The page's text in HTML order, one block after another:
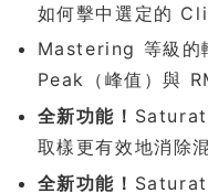
如何擊中選定的
Mastering 等級的
Peak（峰值）與
全新功能！
取樣更有效地消除
全新功能！